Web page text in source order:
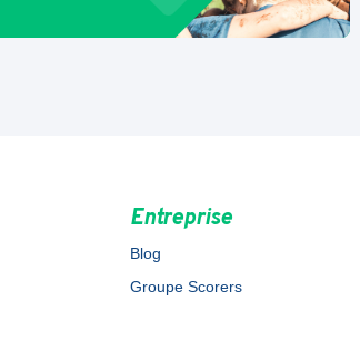
Entreprise
Blog
Groupe Scorers